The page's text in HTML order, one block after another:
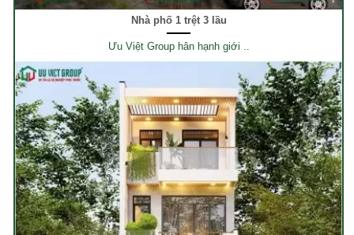
Nhà phố 1 trệt 3 lầu
Ưu Việt Group hân hạnh giới ..